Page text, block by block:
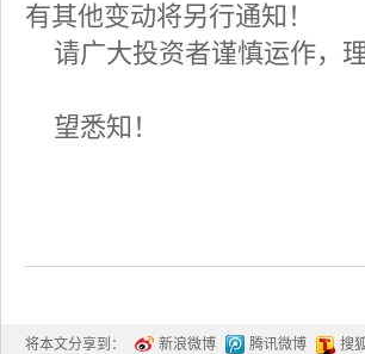
有其他变动将另行通知！
请广大投资者谨慎运作，理
望悉知！
将本文分享到： 新浪微博 腾讯微博 搜